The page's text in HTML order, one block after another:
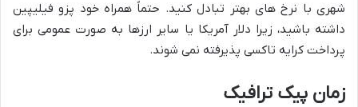
شهری با نرخ های بهتر تبادل کنید. حتماً همراه خود پزو فیلیپین
داشته باشید، زیرا دلار آمریکا یا سایر ارزها به صورت عمومی برای
پرداخت کرایه تاکسی پذیرفته نمی شوند.
زمان پیک ترافیک